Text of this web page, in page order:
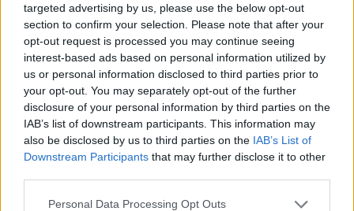
targeted advertising by us, please use the below opt-out
section to confirm your selection. Please note that after your
opt-out request is processed you may continue seeing
interest-based ads based on personal information utilized by
us or personal information disclosed to third parties prior to
your opt-out. You may separately opt-out of the further
disclosure of your personal information by third parties on the
IAB’s list of downstream participants. This information may
also be disclosed by us to third parties on the IAB’s List of
Downstream Participants that may further disclose it to other
Personal Data Processing Opt Outs
Life
Πού να μην
κολυμπήσεις στην
Αττική: Οι 29
ακατάλληλες παραλίες
25.06.2026
Life
AKTOR: Δίπλα στους
νέους επιστήμονες με
το πρόγραμμα
υποτροφιών
AKTOR4TheFuture
04.06.2026